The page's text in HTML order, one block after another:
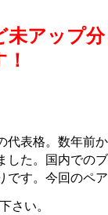
未アップ分
代表格。数年前か
した。国内でのブ
です。今回のペア
さい。